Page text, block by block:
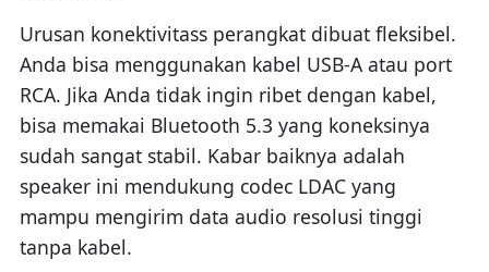
Urusan konektivitass perangkat dibuat fleksibel.
Anda bisa menggunakan kabel USB-A atau port
RCA. Jika Anda tidak ingin ribet dengan kabel,
bisa memakai Bluetooth 5.3 yang koneksinya
sudah sangat stabil. Kabar baiknya adalah
speaker ini mendukung codec LDAC yang
mampu mengirim data audio resolusi tinggi
tanpa kabel.